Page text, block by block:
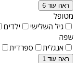
ראה עוד 6
מטופל
גיל השלישי
ילדים
שפה
אנגלית
ספרדית
ראה עוד 1